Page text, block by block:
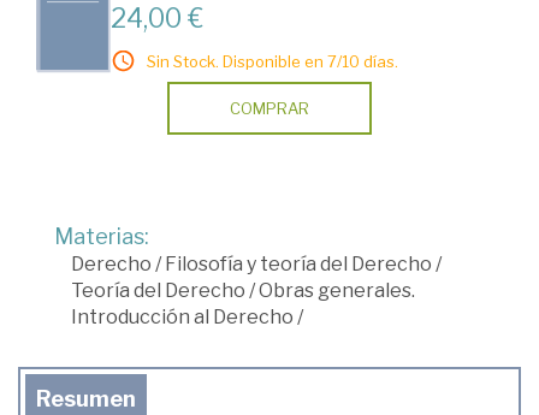
24,00 €
Sin Stock. Disponible en 7/10 días.
COMPRAR
Materias:
Derecho /Filosofía y teoría del Derecho /
Teoría del Derecho /Obras generales.
Introducción al Derecho /
Resumen